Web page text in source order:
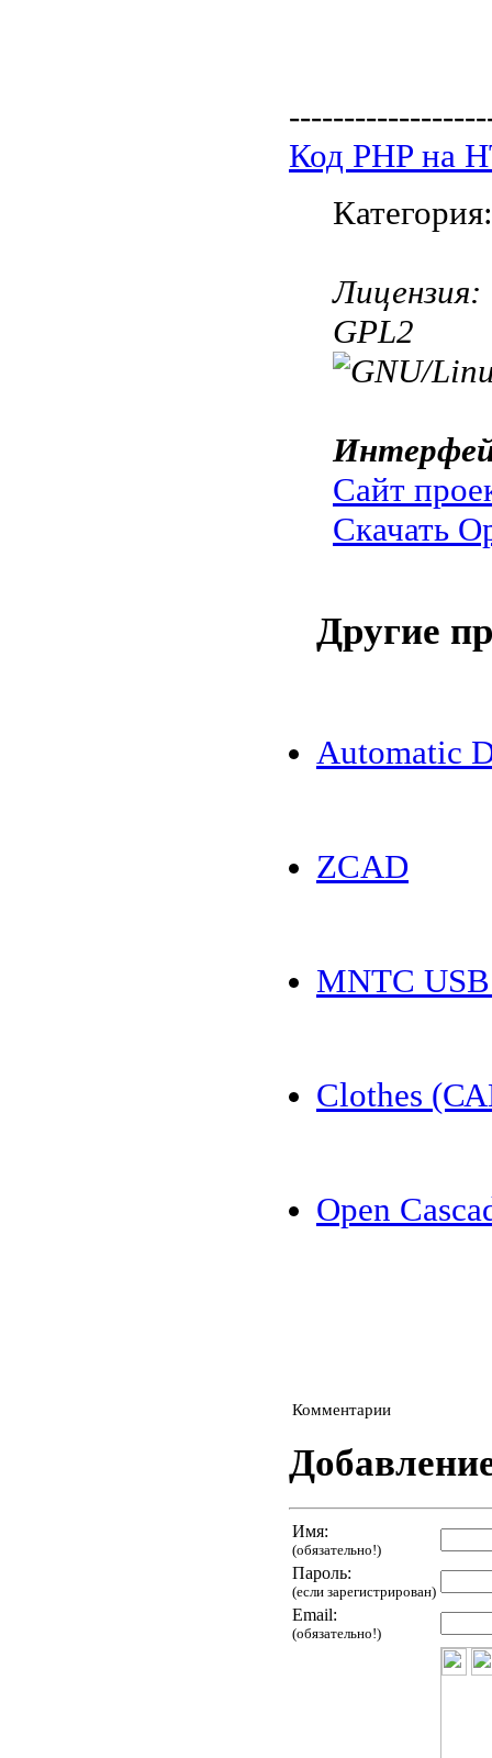
Код PHP на
Лицензия:
GPL2
Сайт
Скачать
Другие
Automatic
ZCAD
MNTC
Clothes
Open
Комментарии
Имя:
(обязательно!)
Пароль:
(если зарегистрирован)
Email:
(обязательно!)